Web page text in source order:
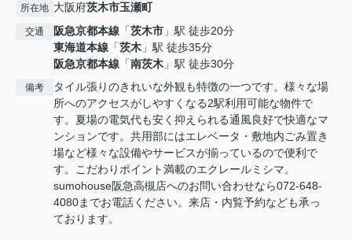
所在地 大阪府茨木市玉瀬町
交通 阪急京都本線 「茨木市 」駅 徒歩20分
東海道本線 「茨木 」駅 徒歩35分
阪急京都本線 「南茨木 」駅 徒歩30分
備考
タイル張りのきれいな外観も特徴の一つです。様々な場
所へのアクセスがしやすくなる2駅利用可能な物件で
す。夏場の電気代も安く抑えられる通風良好で快適なマ
ンションです。共用部にはエレベータ・敷地内ごみ置き
場など様々な設備やサービスが揃っているので便利で
す。こだわりポイント満載のエクレールミシマ。
sumohouse阪急高槻店へのお問い合わせなら072-648-
4080までお電話ください。来店・内覧予約なども承っ
ております。